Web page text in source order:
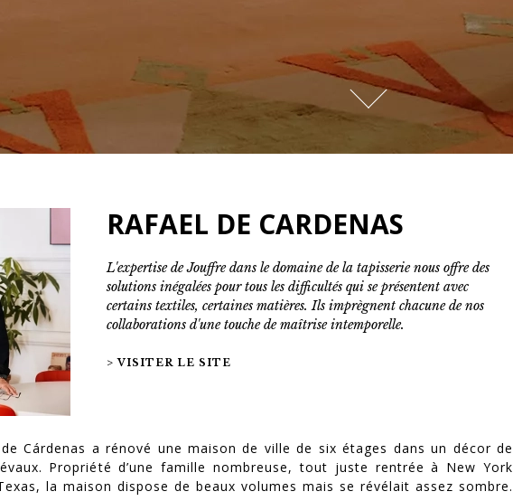
RAFAEL DE CARDENAS
L'expertise de Jouffre dans le domaine de la tapisserie nous offre des
solutions inégalées pour tous les difficultés qui se présentent avec
certains textiles, certaines matières. Ils imprègnent chacune de nos
collaborations d'une touche de maîtrise intemporelle.
> VISITER LE SITE
Cárdenas a rénové une maison de ville de six étages dans un décor de
Propriété d’une famille nombreuse, tout juste rentrée à New York
la maison dispose de beaux volumes mais se révélait assez sombre.